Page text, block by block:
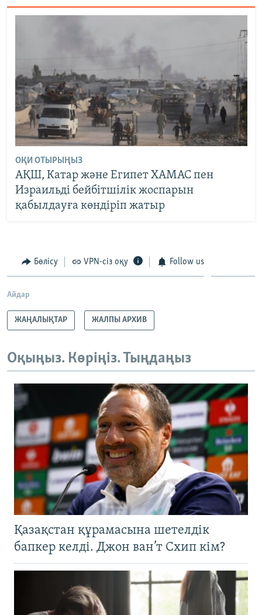
ОҚИ ОТЫРЫҢЫЗ
АҚШ, Катар және Египет ХАМАС пен
Израильді бейбітшілік жоспарын
қабылдауға көндіріп жатыр
Бөлісу VPN-сіз оқу Follow us
Айдар
ЖАҢАЛЫҚТАР ЖАЛПЫ АРХИВ
Оқыңыз. Көріңіз. Тыңдаңыз
Қазақстан құрамасына шетелдік
бапкер келді. Джон ван’т Схип кім?